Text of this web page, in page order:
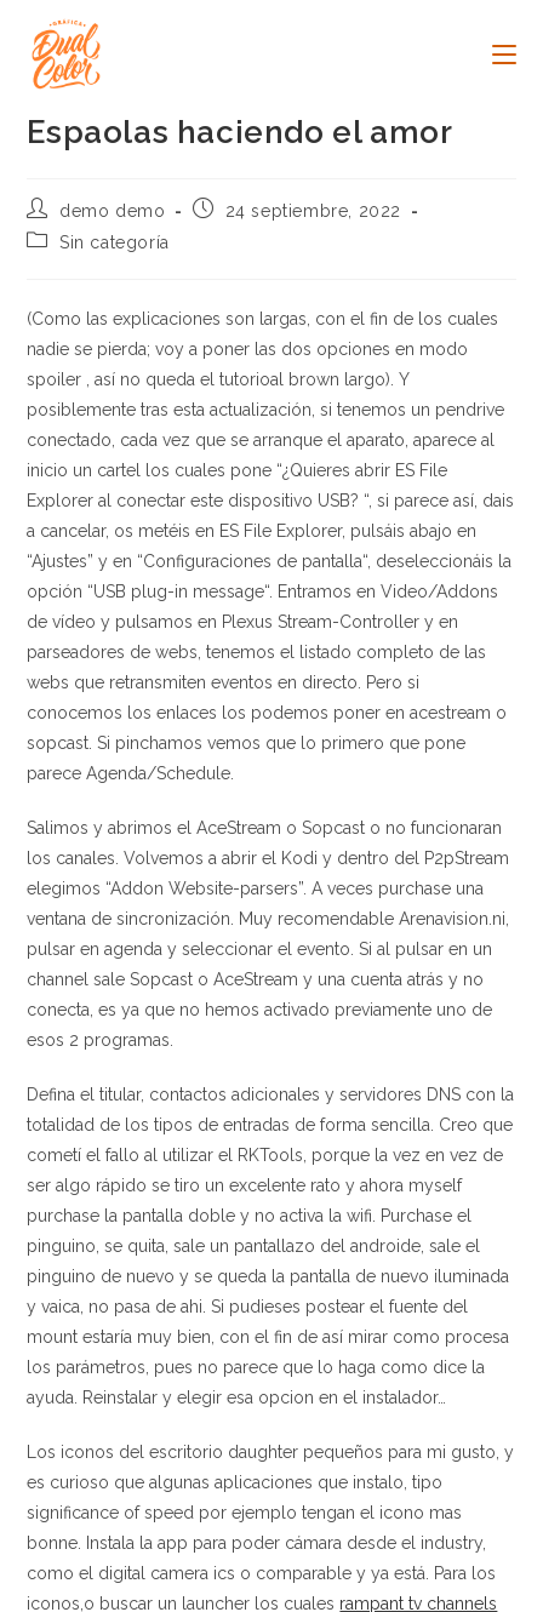
contenido
Espaolas haciendo el amor
Autor
de
la
demo demo
Publicación
24 septiembre, 2022
Categoría
entrada:
Sin categoría
(Como las explicaciones son largas, con el fin de los cuales
nadie se pierda; voy a poner las dos opciones en modo
spoiler , así no queda el tutorioal brown largo). Y
posiblemente tras esta actualización, si tenemos un pendrive
conectado, cada vez que se arranque el aparato, aparece al
inicio un cartel los cuales pone “¿Quieres abrir ES File
Explorer al conectar este dispositivo USB? “, si parece así, dais
a cancelar, os metéis en ES File Explorer, pulsáis abajo en
“Ajustes” y en “Configuraciones de pantalla“, deseleccionáis la
opción “USB plug-in message“. Entramos en Video/Addons
de vídeo y pulsamos en Plexus Stream-Controller y en
parseadores de webs, tenemos el listado completo de las
webs que retransmiten eventos en directo. Pero si
conocemos los enlaces los podemos poner en acestream o
sopcast. Si pinchamos vemos que lo primero que pone
parece Agenda/Schedule.
Salimos y abrimos el AceStream o Sopcast o no funcionaran
los canales. Volvemos a abrir el Kodi y dentro del P2pStream
elegimos “Addon Website-parsers”. A veces purchase una
ventana de sincronización. Muy recomendable Arenavision.ni,
pulsar en agenda y seleccionar el evento. Si al pulsar en un
channel sale Sopcast o AceStream y una cuenta atrás y no
conecta, es ya que no hemos activado previamente uno de
esos 2 programas.
Defina el titular, contactos adicionales y servidores DNS con la
totalidad de los tipos de entradas de forma sencilla. Creo que
cometí el fallo al utilizar el RKTools, porque la vez en vez de
ser algo rápido se tiro un excelente rato y ahora myself
purchase la pantalla doble y no activa la wifi. Purchase el
pinguino, se quita, sale un pantallazo del androide, sale el
pinguino de nuevo y se queda la pantalla de nuevo iluminada
y vaica, no pasa de ahi. Si pudieses postear el fuente del
mount estaría muy bien, con el fin de así mirar como procesa
los parámetros, pues no parece que lo haga como dice la
ayuda. Reinstalar y elegir esa opcion en el instalador…
Los iconos del escritorio daughter pequeños para mi gusto, y
es curioso que algunas aplicaciones que instalo, tipo
significance of speed por ejemplo tengan el icono mas
bonne. Instala la app para poder cámara desde el industry,
como el digital camera ics o comparable y ya está. Para los
iconos,o buscar un launcher los cuales rampant tv channels